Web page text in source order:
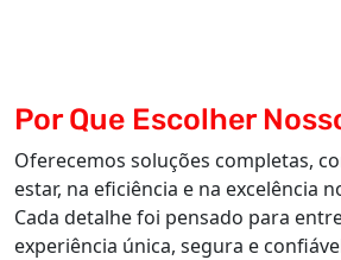
Por Que Escolher
Oferecemos soluções completas,
estar, na eficiência e na excelência
Cada detalhe foi pensado para
experiência única, segura e